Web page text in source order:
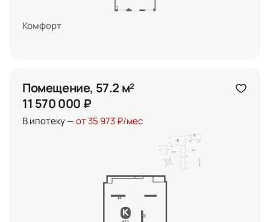
Комфорт
Помещение, 57.2 м²
11 570 000 ₽
В ипотеку —от 35 973 ₽/мес